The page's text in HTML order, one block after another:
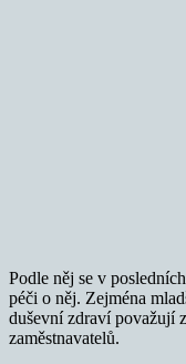
Podle něj se v
péči o něj. Zejména
duševní zdraví považují
zaměstnavatelů.